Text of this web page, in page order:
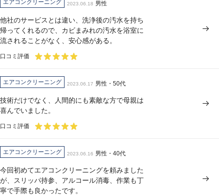
エアコンクリーニング 2023.06.18 男性
他社のサービスとは違い、洗浄後の汚水を持ち
帰ってくれるので、カビまみれの汚水を浴室に
流されることがなく、安心感がある。
口コミ評価
エアコンクリーニング 2023.06.17 男性・50代
技術だけでなく、人間的にも素敵な方で母親は
喜んでいました。
口コミ評価
エアコンクリーニング 2023.06.16 男性・40代
今回初めてエアコンクリーニングを頼みました
が、スリッパ持参、アルコール消毒、作業も丁
寧で手際も良かったです。